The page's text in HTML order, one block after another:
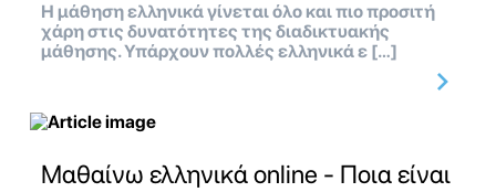
Η μάθηση ελληνικά γίνεται όλο και πιο προσιτή
χάρη στις δυνατότητες της διαδικτυακής
μάθησης. Υπάρχουν πολλές ελληνικά ε […]
Μαθαίνω ελληνικά online - Ποια είναι